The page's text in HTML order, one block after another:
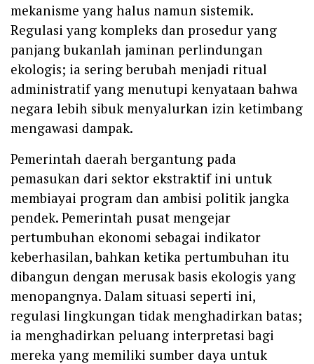
mekanisme yang halus namun sistemik.
Regulasi yang kompleks dan prosedur yang
panjang bukanlah jaminan perlindungan
ekologis; ia sering berubah menjadi ritual
administratif yang menutupi kenyataan bahwa
negara lebih sibuk menyalurkan izin ketimbang
mengawasi dampak.
Pemerintah daerah bergantung pada
pemasukan dari sektor ekstraktif ini untuk
membiayai program dan ambisi politik jangka
pendek. Pemerintah pusat mengejar
pertumbuhan ekonomi sebagai indikator
keberhasilan, bahkan ketika pertumbuhan itu
dibangun dengan merusak basis ekologis yang
menopangnya. Dalam situasi seperti ini,
regulasi lingkungan tidak menghadirkan batas;
ia menghadirkan peluang interpretasi bagi
mereka yang memiliki sumber daya untuk